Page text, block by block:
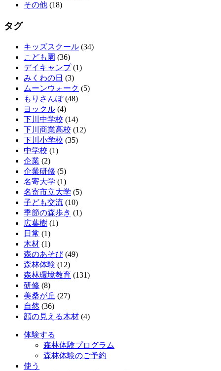
その他 (18)
タグ
キッズスクール (34)
こども園 (36)
デイキャンプ(1)
みくわの日 (3)
ムーンウォーク (5)
もりさんぽ(48)
ヨックル (4)
下川中学校 (14)
下川商業高校 (12)
下川小学校 (35)
中学校 (1)
企業 (2)
企業研修 (5)
名寄大学 (1)
名寄市立大学 (5)
子ども交流 (10)
季節の森歩き (1)
広葉樹 (1)
日常 (1)
木材 (1)
森のあそび(49)
森林体験 (12)
森林環境教育 (131)
研修 (8)
美桑が丘 (27)
自然 (36)
顔の見える木材 (4)
体験する
森林体験プログラム
森林体験のご予約
使う